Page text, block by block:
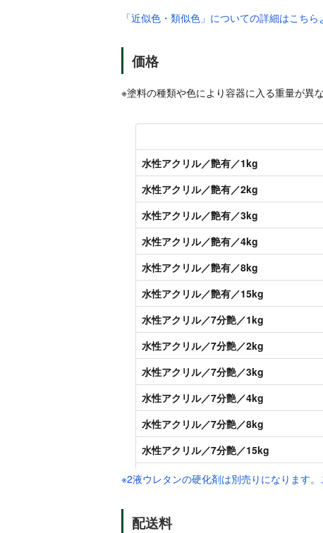
「近似色・類似色」についての詳細はこち
価格
※塗料の種類や色により容器に入る重量が異
※2液ウレタンの硬化剤は別売りになります
配送料